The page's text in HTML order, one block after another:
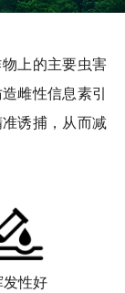
上的主要虫害
雌性信息素引
诱捕，从而减
发性好